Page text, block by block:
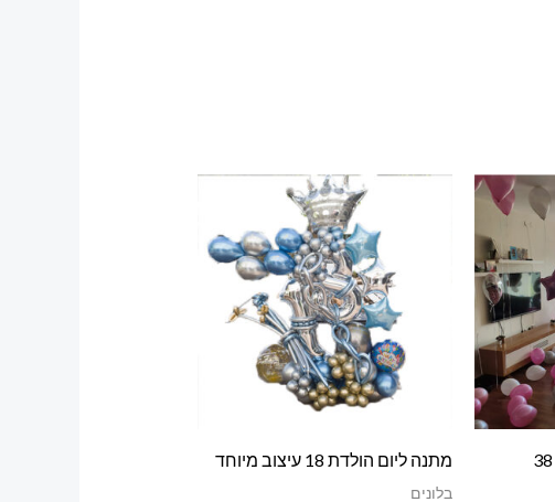
מתנה ליום הולדת 18 עיצוב מיוחד
בלונים